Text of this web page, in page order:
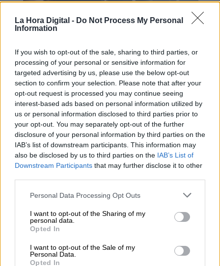
La Hora Digital - Do Not Process My Personal
Information
If you wish to opt-out of the sale, sharing to third parties, or
processing of your personal or sensitive information for
targeted advertising by us, please use the below opt-out
section to confirm your selection. Please note that after your
opt-out request is processed you may continue seeing
interest-based ads based on personal information utilized by
us or personal information disclosed to third parties prior to
your opt-out. You may separately opt-out of the further
disclosure of your personal information by third parties on the
IAB’s list of downstream participants. This information may
also be disclosed by us to third parties on the IAB’s List of
Downstream Participants that may further disclose it to other
Personal Data Processing Opt Outs
I want to opt-out of the Sharing of my
personal data.
Opted In
I want to opt-out of the Sale of my
Personal Data.
Opted In
Turismo y mujer, dos palancas de
cambios en positivo